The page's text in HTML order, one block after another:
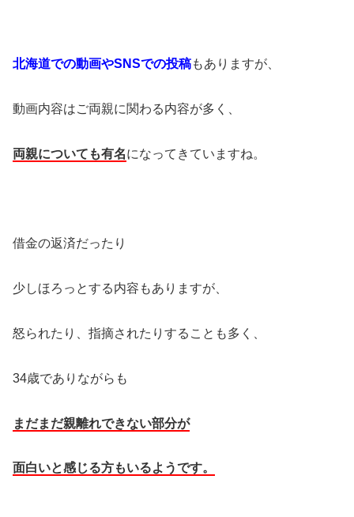
北海道での動画やSNSでの投稿もありますが、
動画内容はご両親に関わる内容が多く、
両親についても有名になってきていますね。
借金の返済だったり
少しほろっとする内容もありますが、
怒られたり、指摘されたりすることも多く、
34歳でありながらも
まだまだ親離れできない部分が
面白いと感じる方もいるようです。